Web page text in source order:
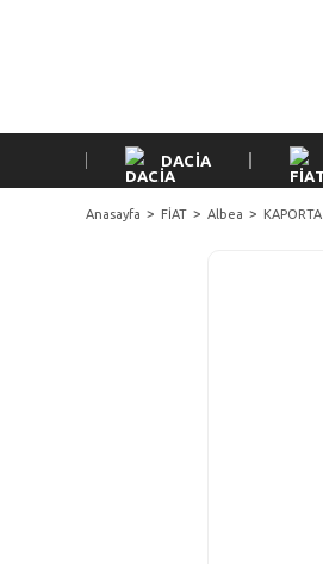
DACİA
Anasayfa FİAT Albea KAPORTA